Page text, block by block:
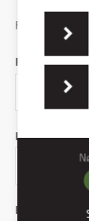
vores
brugbar
Field type not
Fødselsdato*
Fornavn*
Efternavn